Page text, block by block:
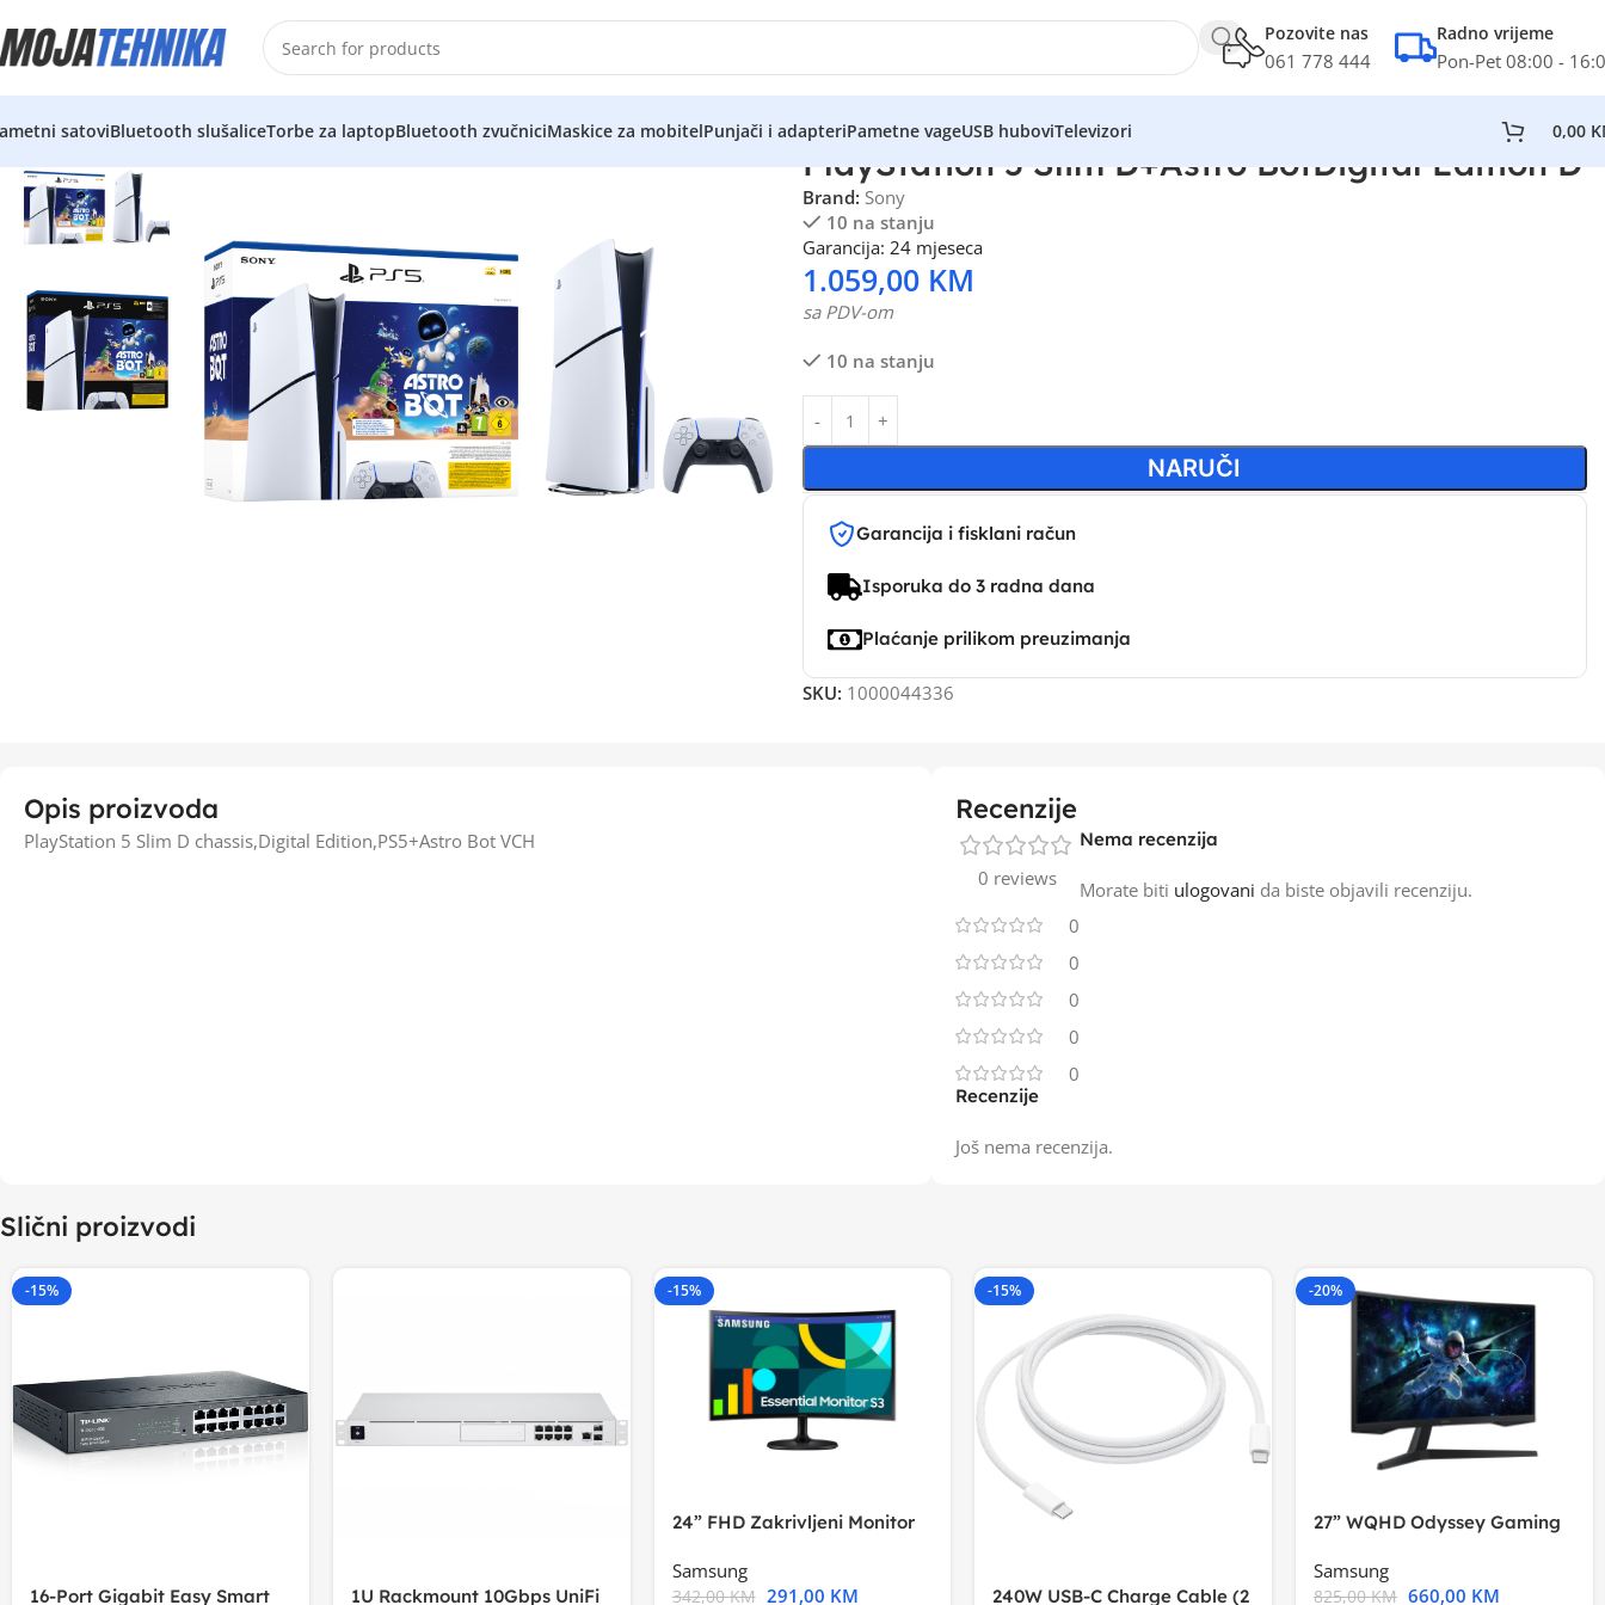
Pozovite nas
061 778 444
Radno vrijeme
Pon-Pet 08:00 -
satoviBluetooth slušaliceTorbe za laptopBluetooth zvučniciMaskice za mobitelPunjači i adapteriPametne vageUSB huboviTelevizori 0,00
PlayStation 5 Slim D+Astro BotDigital Edition D
Brand: Sony
10 na stanju
Garancija: 24 mjeseca
1.059,00 KM
sa PDV-om
10 na stanju
NARUČI
Garancija i fisklani račun
Isporuka do 3 radna dana
Plaćanje prilikom preuzimanja
SKU: 1000044336
Opis proizvoda
PlayStation 5 Slim D chassis,Digital Edition,PS5+Astro Bot VCH
Recenzije
0 reviews
0
0
0
0
0
Recenzije
Još nema recenzija.
Nema recenzija
Morate biti ulogovani da biste objavili recenziju.
Slični proizvodi
-15%
16-Port Gigabit Easy Smart 1U Rackmount 10Gbps UniFi
-15%
24” FHD Zakrivljeni Monitor
Samsung
342,00KM 291,00 KM
-15%
240W USB-C Charge Cable (2
-20%
27” WQHD Odyssey Gaming
Samsung
825,00KM 660,00 KM